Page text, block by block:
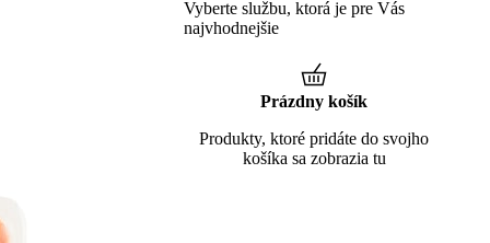
Vyberte službu, ktorá je pre Vás
najvhodnejšie
Prázdny košík
Produkty, ktoré pridáte do svojho
košíka sa zobrazia tu